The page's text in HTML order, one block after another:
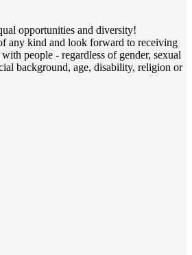
opportunities and diversity!
any kind and look forward to receiving
people - regardless of gender, sexual
background, age, disability, religion or